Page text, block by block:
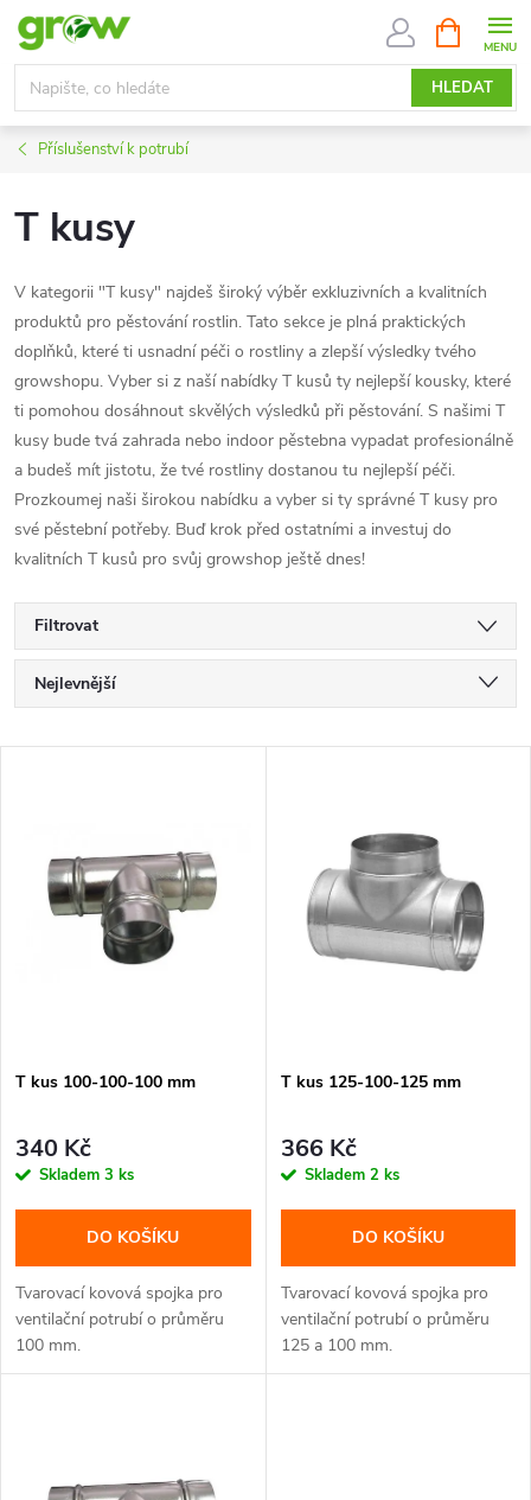
Přejít
obsah
HLEDAT
NÁKUPNÍ
KOŠÍK
Příslušenství k potrubí
T kusy
V kategorii "T kusy" najdeš široký výběr exkluzivních a kvalitních
produktů pro pěstování rostlin. Tato sekce je plná praktických
doplňků, které ti usnadní péči o rostliny a zlepší výsledky tvého
growshopu. Vyber si z naší nabídky T kusů ty nejlepší kousky, které
ti pomohou dosáhnout skvělých výsledků při pěstování. S našimi T
kusy bude tvá zahrada nebo indoor pěstebna vypadat profesionálně
a budeš mít jistotu, že tvé rostliny dostanou tu nejlepší péči.
Prozkoumej naši širokou nabídku a vyber si ty správné T kusy pro
své pěstební potřeby. Buď krok před ostatními a investuj do
kvalitních T kusů pro svůj growshop ještě dnes!
Filtrovat
Ř
a
r
o
d
u
k
Nejlevnější
p
r
o
u
k
T kus 100-100-100 mm
340 Kč
Skladem 3 ks
DO KOŠÍKU
Tvarovací kovová spojka pro
ventilační potrubí o průměru
100 mm.
T kus 125-100-125 mm
366 Kč
Skladem 2 ks
DO KOŠÍKU
Tvarovací kovová spojka pro
ventilační potrubí o průměru
125 a 100 mm.